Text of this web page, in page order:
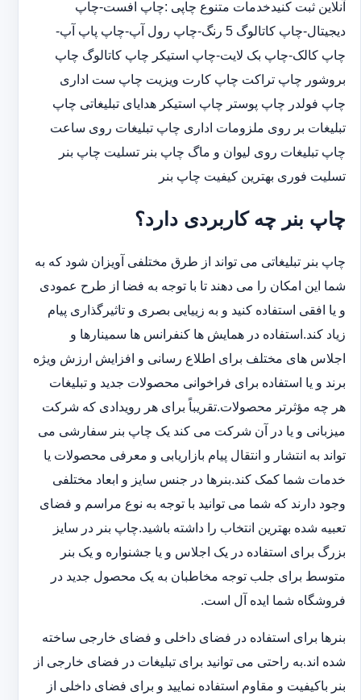
آنلاین ثبت کنیدخدمات متنوع چاپی :چاپ افست-چاپ
دیجیتال-چاپ کاتالوگ 5 رنگ-چاپ رول آپ-چاپ پاپ آپ-
چاپ کالک-چاپ بک لایت-چاپ استیکر چاپ کاتالوگ چاپ
بروشور چاپ تراکت چاپ کارت ویزیت چاپ ست اداری
چاپ فولدر چاپ پوستر چاپ استیکر هدایای تبلیغاتی چاپ
تبلیغات بر روی ملزومات اداری چاپ تبلیغات روی ساعت
چاپ تبلیغات روی لیوان و ماگ چاپ بنر تسلیت چاپ بنر
تسلیت فوری بهترین کیفیت چاپ بنر
چاپ بنر چه کاربردی دارد؟
چاپ بنر تبلیغاتی می تواند از طرق مختلفی آویزان شود که به
شما این امکان را می دهند تا با توجه به فضا از طرح عمودی
و یا افقی استفاده کنید و به زییایی بصری و تاثیرگذاری پیام
زیاد کند.استفاده در همایش ها کنفرانس ها سمینارها و
اجلاس های مختلف برای اطلاع رسانی و افزایش ارزش ویژه
برند و یا استفاده برای فراخوانی محصولات جدید و تبلیغات
هر چه مؤثرتر محصولات.تقریباً برای هر رویدادی که شرکت
میزبانی و یا در آن شرکت می کند یک چاپ بنر سفارشی می
تواند به انتشار و انتقال پیام بازاریابی و معرفی محصولات یا
خدمات شما کمک کند.بنرها در جنس سایز و ابعاد مختلفی
وجود دارند که شما می توانید با توجه به نوع مراسم و فضای
تعبیه شده بهترین انتخاب را داشته باشید.چاپ بنر در سایز
بزرگ برای استفاده در یک اجلاس و یا جشنواره و یک بنر
متوسط برای جلب توجه مخاطبان به یک محصول جدید در
فروشگاه شما ایده آل است.
بنرها برای استفاده در فضای داخلی و فضای خارجی ساخته
شده اند.به راحتی می توانید برای تبلیغات در فضای خارجی از
بنر باکیفیت و مقاوم استفاده نمایید و برای فضای داخلی از